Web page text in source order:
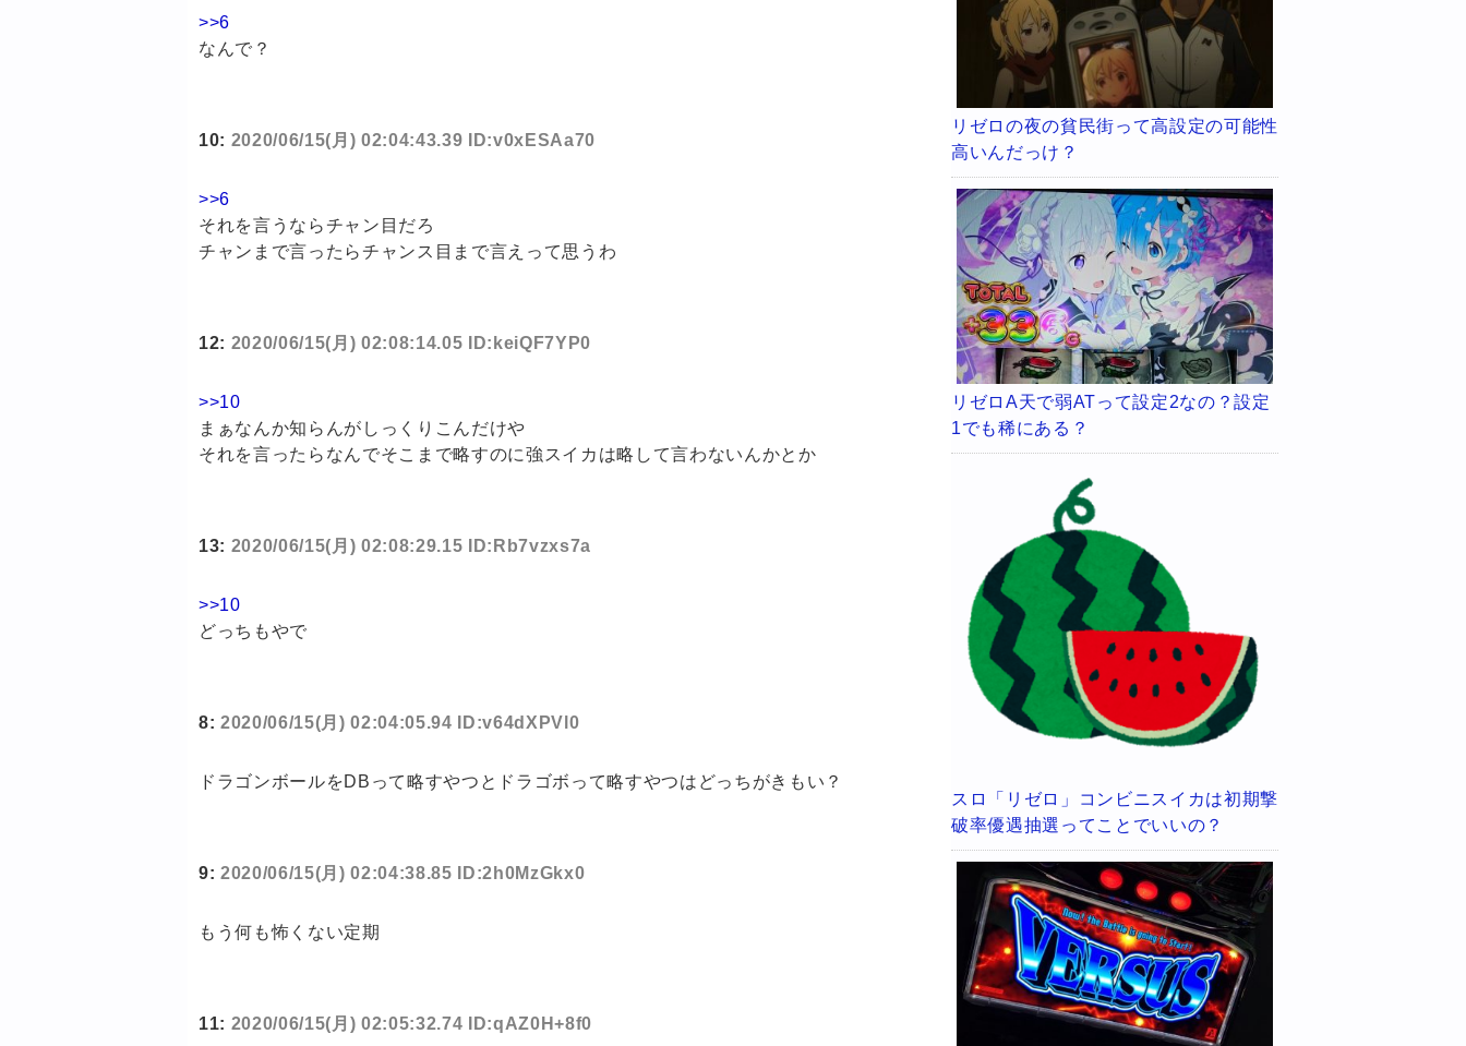
>>6
なんで？
10: 2020/06/15(月) 02:04:43.39 ID:v0xESAa70
>>6
それを言うならチャン目だろ
チャンまで言ったらチャンス目まで言えって思うわ
12: 2020/06/15(月) 02:08:14.05 ID:keiQF7YP0
>>10
まぁなんか知らんがしっくりこんだけや
それを言ったらなんでそこまで略すのに強スイカは略して言わないんかとか
13: 2020/06/15(月) 02:08:29.15 ID:Rb7vzxs7a
>>10
どっちもやで
8: 2020/06/15(月) 02:04:05.94 ID:v64dXPVl0
ドラゴンボールをDBって略すやつとドラゴボって略すやつはどっちがきもい？
9: 2020/06/15(月) 02:04:38.85 ID:2h0MzGkx0
もう何も怖くない定期
11: 2020/06/15(月) 02:05:32.74 ID:qAZ0H+8f0
リゼロの夜の貧民街って高設定の可能性
高いんだっけ？
リゼロA天で弱ATって設定2なの？設定
1でも稀にある？
スロ「リゼロ」コンビニスイカは初期撃
破率優遇抽選ってことでいいの？